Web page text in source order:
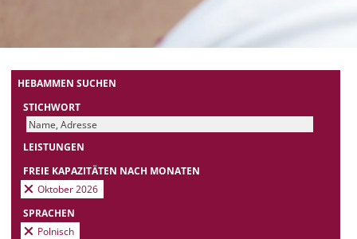
HEBAMMEN SUCHEN
STICHWORT
LEISTUNGEN
FREIE KAPAZITÄTEN NACH MONATEN
Oktober 2026
SPRACHEN
Polnisch